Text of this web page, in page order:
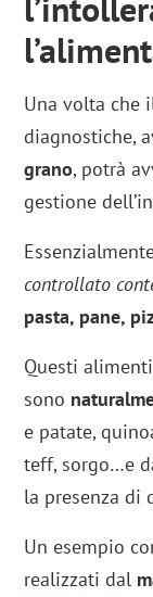
Una volta che
diagnostiche,
grano, potrà
gestione
controllato
pasta, pane,
Questi
sono
e patate,
teff, sorgo…e
la presenza di
Un esempio
realizzati dal